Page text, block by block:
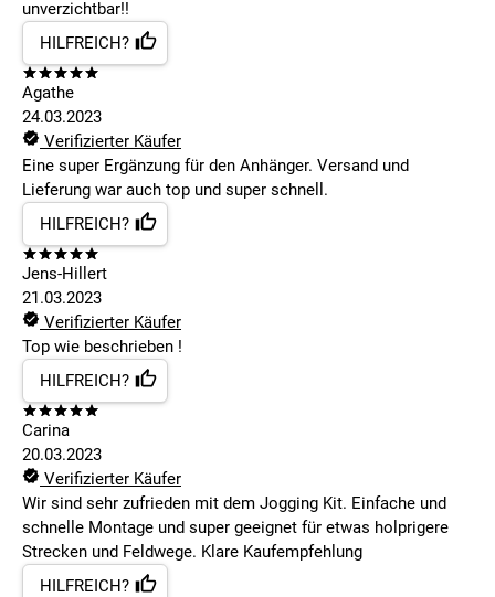
unverzichtbar!!
HILFREICH?
Agathe
24.03.2023
Verifizierter Käufer
Eine super Ergänzung für den Anhänger. Versand und
Lieferung war auch top und super schnell.
HILFREICH?
Jens-Hillert
21.03.2023
Verifizierter Käufer
Top wie beschrieben !
HILFREICH?
Carina
20.03.2023
Verifizierter Käufer
Wir sind sehr zufrieden mit dem Jogging Kit. Einfache und
schnelle Montage und super geeignet für etwas holprigere
Strecken und Feldwege. Klare Kaufempfehlung
HILFREICH?